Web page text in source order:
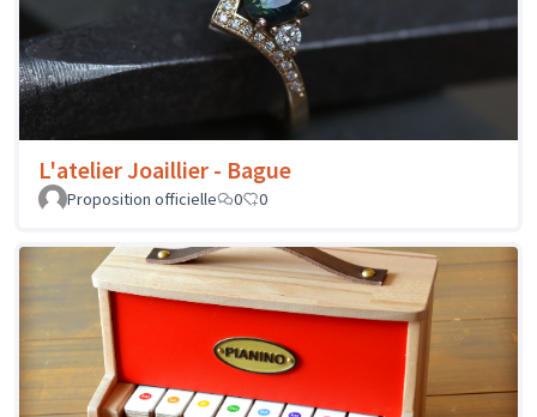
L'atelier Joaillier - Bague
Proposition officielle 0 0